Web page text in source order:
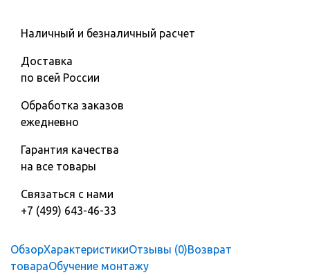
Наличный и безналичный расчет
Доставка
по всей России
Обработка заказов
ежедневно
Гарантия качества
на все товары
Связаться с нами
+7 (499) 643-46-33
ОбзорХарактеристикиОтзывы (0)Возврат
товараОбучение монтажу